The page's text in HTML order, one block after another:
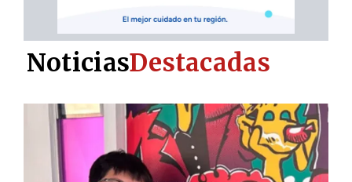
NoticiasDestacadas